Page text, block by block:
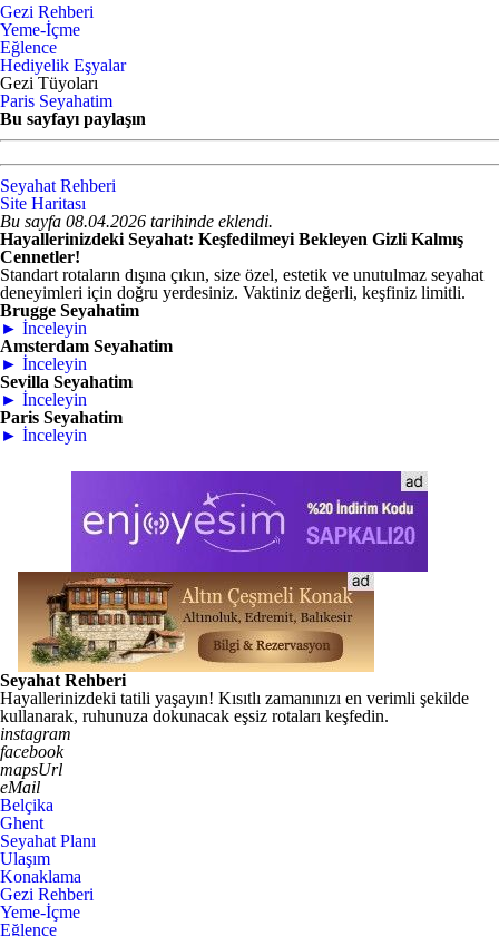
Gezi Rehberi
Yeme-İçme
Eğlence
Hediyelik Eşyalar
Gezi Tüyoları
Paris Seyahatim
Bu sayfayı paylaşın
Seyahat Rehberi
Site Haritası
Bu sayfa 08.04.2026 tarihinde eklendi.
Hayallerinizdeki Seyahat: Keşfedilmeyi Bekleyen Gizli Kalmış
Cennetler!
Standart rotaların dışına çıkın, size özel, estetik ve unutulmaz seyahat
deneyimleri için doğru yerdesiniz. Vaktiniz değerli, keşfiniz limitli.
Brugge Seyahatim
► İnceleyin
Amsterdam Seyahatim
► İnceleyin
Sevilla Seyahatim
► İnceleyin
Paris Seyahatim
► İnceleyin
Seyahat Rehberi
Hayallerinizdeki tatili yaşayın! Kısıtlı zamanınızı en verimli şekilde
kullanarak, ruhunuza dokunacak eşsiz rotaları keşfedin.
instagram
facebook
mapsUrl
eMail
Belçika
Ghent
Seyahat Planı
Ulaşım
Konaklama
Gezi Rehberi
Yeme-İçme
Eğlence